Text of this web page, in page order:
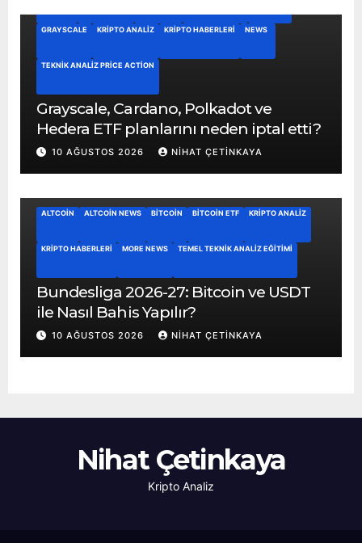
GRAYSCALE KRIPTO ANALIZ KRIPTO HABERLERI NEWS
TEKNIK ANALIZ PRICE ACTION
Grayscale, Cardano, Polkadot ve
Hedera ETF planlarını neden iptal etti?
10 AĞUSTOS 2026 NIHAT ÇETINKAYA
ALTCOIN ALTCOIN NEWS BITCOIN BITCOIN ETF KRIPTO ANALIZ
KRIPTO HABERLERI MORE NEWS TEMEL TEKNIK ANALIZ EĞITIMI
Bundesliga 2026-27: Bitcoin ve USDT
ile Nasıl Bahis Yapılır?
10 AĞUSTOS 2026 NIHAT ÇETINKAYA
Nihat Çetinkaya
Kripto Analiz